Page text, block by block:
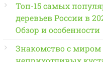
Топ-15 самых
деревьев России в
Обзор и особенности
Знакомство с миром